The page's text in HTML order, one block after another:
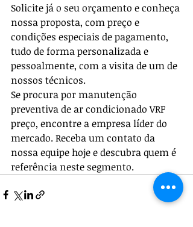
Solicite já o seu orçamento e conheça
nossa proposta, com preço e
condições especiais de pagamento,
tudo de forma personalizada e
pessoalmente, com a visita de um de
nossos técnicos.
Se procura por manutenção
preventiva de ar condicionado VRF
preço, encontre a empresa líder do
mercado. Receba um contato da
nossa equipe hoje e descubra quem é
referência neste segmento.